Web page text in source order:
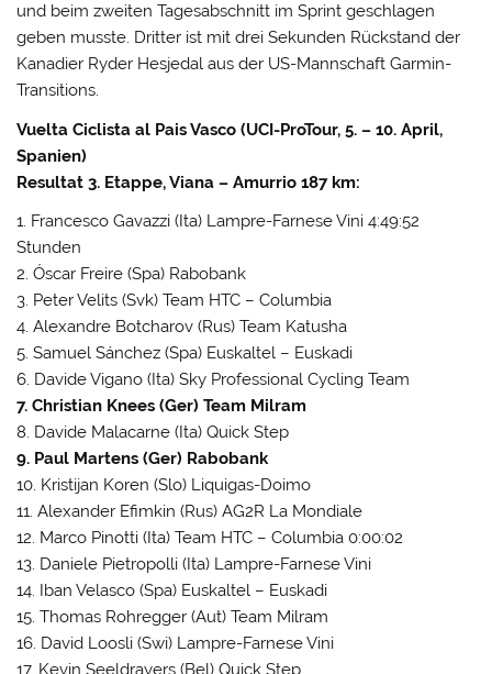
und beim zweiten Tagesabschnitt im Sprint geschlagen
geben musste. Dritter ist mit drei Sekunden Rückstand der
Kanadier Ryder Hesjedal aus der US-Mannschaft Garmin-
Transitions.
Vuelta Ciclista al Pais Vasco (UCI-ProTour, 5. – 10. April,
Spanien)
Resultat 3. Etappe, Viana – Amurrio 187 km:
1. Francesco Gavazzi (Ita) Lampre-Farnese Vini 4:49:52
Stunden
2. Óscar Freire (Spa) Rabobank
3. Peter Velits (Svk) Team HTC – Columbia
4. Alexandre Botcharov (Rus) Team Katusha
5. Samuel Sánchez (Spa) Euskaltel – Euskadi
6. Davide Vigano (Ita) Sky Professional Cycling Team
7. Christian Knees (Ger) Team Milram
8. Davide Malacarne (Ita) Quick Step
9. Paul Martens (Ger) Rabobank
10. Kristijan Koren (Slo) Liquigas-Doimo
11. Alexander Efimkin (Rus) AG2R La Mondiale
12. Marco Pinotti (Ita) Team HTC – Columbia 0:00:02
13. Daniele Pietropolli (Ita) Lampre-Farnese Vini
14. Iban Velasco (Spa) Euskaltel – Euskadi
15. Thomas Rohregger (Aut) Team Milram
16. David Loosli (Swi) Lampre-Farnese Vini
17. Kevin Seeldrayers (Bel) Quick Step